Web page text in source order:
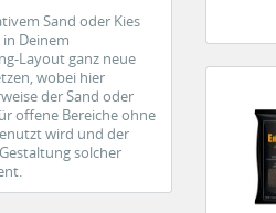
Sand oder Kies
in Deinem
Layout ganz neue
wobei hier
der Sand oder
offene Bereiche ohne
wird und der
solcher